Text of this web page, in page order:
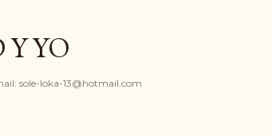
YO
sole-loka-13@hotmail.com